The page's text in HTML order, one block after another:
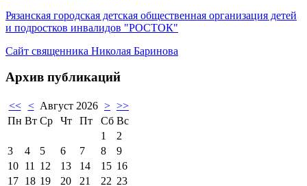
Рязанская городская детская общественная организация детей
и подростков инвалидов "РОСТОК"
Сайт священника Николая Баринова
Архив публикаций
<< < Август 2026 > >>
Пн Вт Ср Чт Пт Сб Вс
1
2
3
4 5 6 7 8
9
10 11 12 13 14 15 16
17 18 19 20 21 22 23